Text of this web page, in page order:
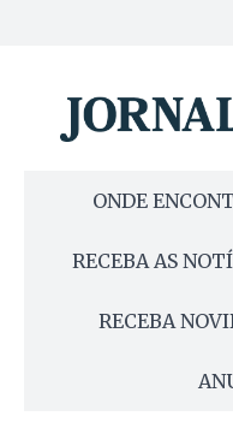
ONDE
RECEBA AS
RECEBA